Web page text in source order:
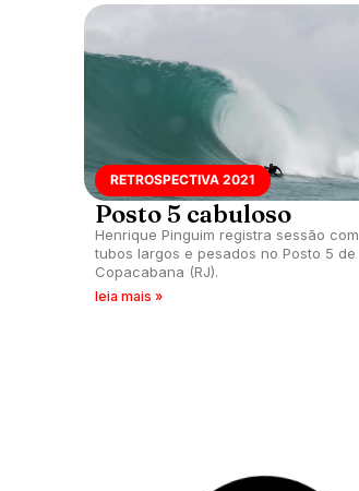
RETROSPECTIVA 2021
Posto 5 cabuloso
Henrique Pinguim registra sessão com
tubos largos e pesados no Posto 5 de
Copacabana (RJ).
leia mais »